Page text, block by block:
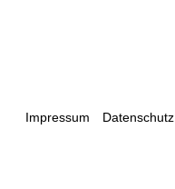
Impressum Datenschutz